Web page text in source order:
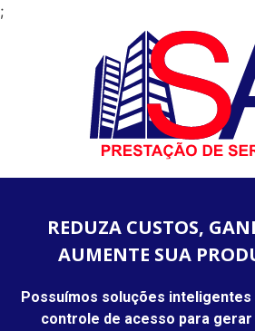
;
REDUZA CUSTOS,
AUMENTE SUA
Possuímos soluções
controle de acesso para